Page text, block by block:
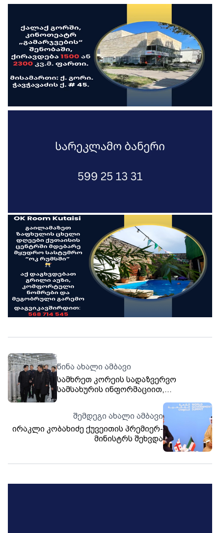
წინა ახალი ამბავი
სამხრეთ კორეის სადაზვერვო
სამსახურის ინფორმაციით,
ერთეული შორ მანძილზე მოქმედი
საარტილერიო სისტემა გაუგზავნა
შემდეგი ახალი ამბავი
ირაკლი კობახიძე ქუვეითის პრემიერ-
მინისტრს შეხვდა